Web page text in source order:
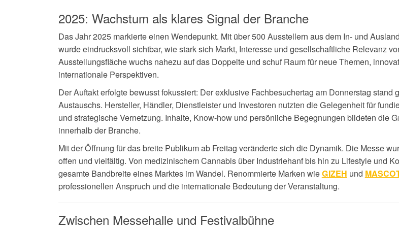
2025: Wachstum als klares Signal der Branche
Das Jahr 2025 markierte einen Wendepunkt. Mit über 500 Ausstellern aus dem In- und
wurde eindrucksvoll sichtbar, wie stark sich Markt, Interesse und gesellschaftliche Relevanz
Ausstellungsfläche wuchs nahezu auf das Doppelte und schuf Raum für neue Themen,
internationale Perspektiven.
Der Auftakt erfolgte bewusst fokussiert: Der exklusive Fachbesuchertag am Donnerstag stand
Austauschs. Hersteller, Händler, Dienstleister und Investoren nutzten die Gelegenheit für
und strategische Vernetzung. Inhalte, Know-how und persönliche Begegnungen bildeten die
innerhalb der Branche.
Mit der Öffnung für das breite Publikum ab Freitag veränderte sich die Dynamik. Die Messe
offen und vielfältig. Von medizinischem Cannabis über Industriehanf bis hin zu Lifestyle und
gesamte Bandbreite eines Marktes im Wandel. Renommierte Marken wieGIZEH und
professionellen Anspruch und die internationale Bedeutung der Veranstaltung.
Zwischen Messehalle und Festivalbühne